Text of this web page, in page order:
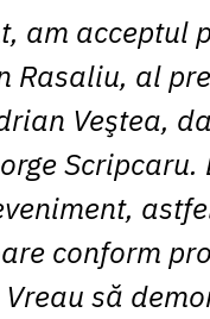
am acceptul
Rasaliu, al
Veştea,
conform
să